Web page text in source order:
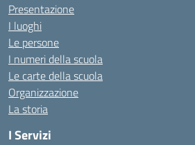
Presentazione
I luoghi
Le persone
I numeri della scuola
Le carte della scuola
Organizzazione
La storia
I Servizi